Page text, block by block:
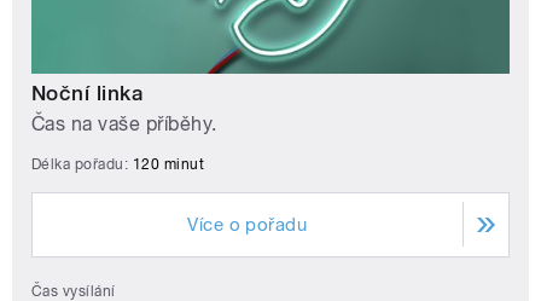
Noční linka
Čas na vaše příběhy.
Délka pořadu: 120 minut
Více o pořadu
Čas vysílání